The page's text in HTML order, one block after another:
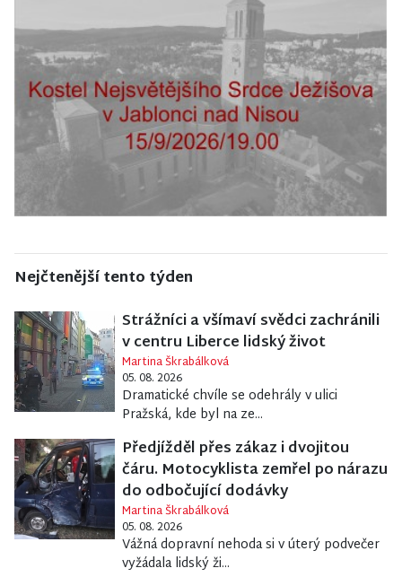
Nejčtenější tento týden
Strážníci a všímaví svědci zachránili
v centru Liberce lidský život
Martina Škrabálková
05. 08. 2026
Dramatické chvíle se odehrály v ulici
Pražská, kde byl na ze...
Předjížděl přes zákaz i dvojitou
čáru. Motocyklista zemřel po nárazu
do odbočující dodávky
Martina Škrabálková
05. 08. 2026
Vážná dopravní nehoda si v úterý podvečer
vyžádala lidský ži...